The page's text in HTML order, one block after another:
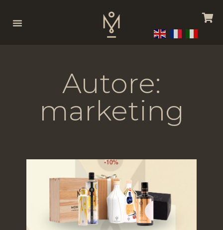
Autore:
marketing